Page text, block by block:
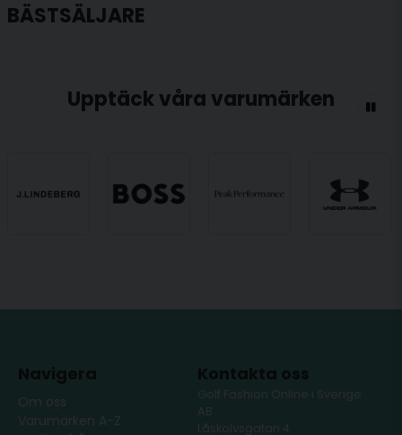
BÄSTSÄLJARE
Upptäck våra varumärken
Om oss
Varumärken A-Z
Golf Fashion Online i Sverige
AB
Låskolvsgatan 4